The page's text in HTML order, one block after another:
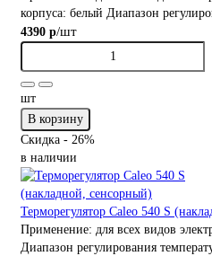
корпуса: белый Диапазон
4390 р/шт
шт
В корзину
Скидка - 26%
в наличии
Терморегулятор Caleo 540 S
Применение: для всех видов
Диапазон регулирования